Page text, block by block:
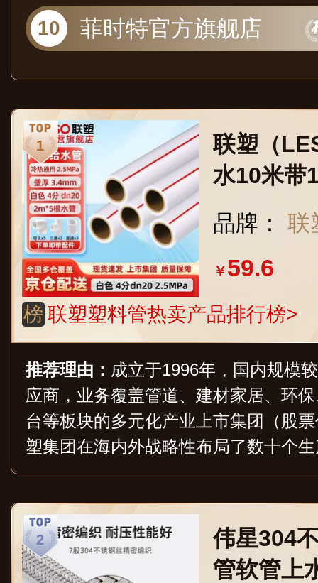
菲时特官方旗舰店
联塑（
水10米带
自来水白
壁厚
品牌： 联
￥59.6
榜 联塑塑料管热卖产品排行榜>
推荐理由： 成立于1996年，国内规模
应商，业务覆盖管道、建材家居、环
台等板块的多元化产业上市集团（股
塑集团在海内外战略性布局了数十个
心，目前已拥有和正在申请的专利达
业、海洋养殖等多个领域，在全球范
及渗透力。
伟星304
管软管上